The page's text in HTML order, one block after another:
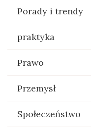
Porady i trendy
praktyka
Prawo
Przemysł
Społeczeństwo